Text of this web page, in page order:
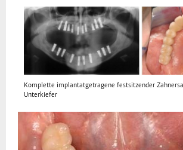
Komplette implantatgetragene festsitzender
Unterkiefer